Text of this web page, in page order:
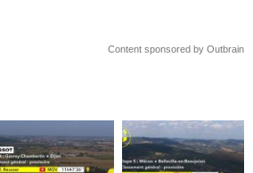
Content sponsored by Outbrain